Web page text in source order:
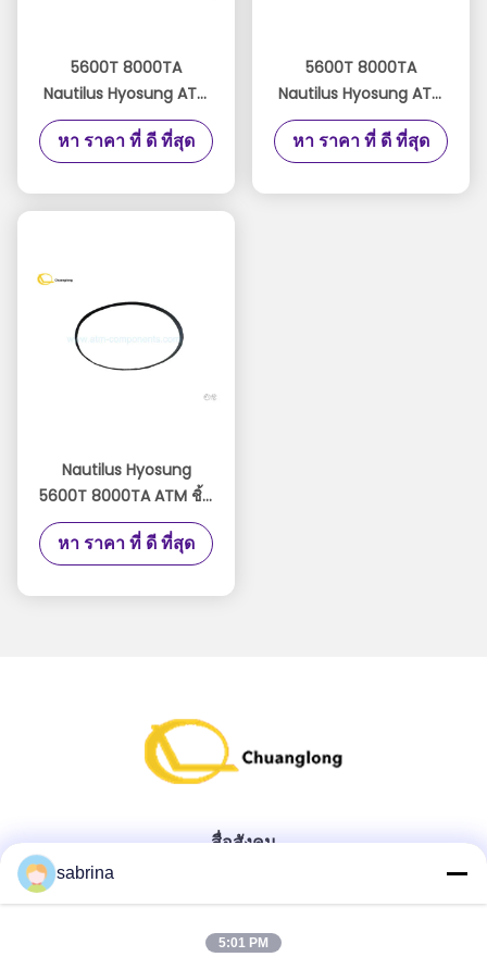
5600T 8000TA
Nautilus Hyosung ATM
ชิ้นส่วนเข็มขัดยางขนาด
เล็ก 10x300x0.8 Mm
หา ราคา ที่ ดี ที่สุด
5600T 8000TA
Nautilus Hyosung ATM
ชิ้นส่วนสายพานยางเกียร์
10x214x0.65 Mm
หา ราคา ที่ ดี ที่สุด
Nautilus Hyosung
5600T 8000TA ATM ชิ้น
ส่วนเข็มขัดยางขนาดเล็ก
10x402x0.65 Mm
หา ราคา ที่ ดี ที่สุด
สื่อสังคม
ติดต่อด่วน
sabrina
5:01 PM